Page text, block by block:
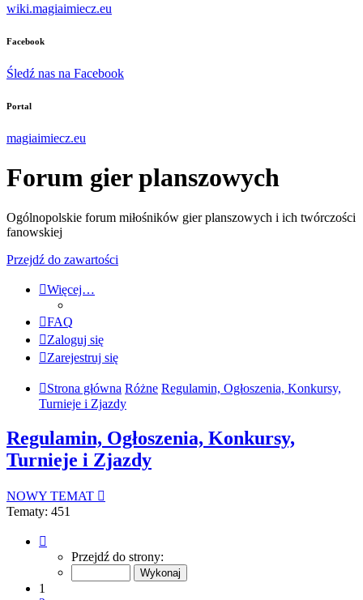
wiki.magiaimiecz.eu
Facebook
Śledź nas na Facebook
Portal
magiaimiecz.eu
Forum gier planszowych
Ogólnopolskie forum miłośników gier planszowych i ich twórczości
fanowskiej
Przejdź do zawartości
Więcej…
FAQ
Zaloguj się
Zarejestruj się
Strona główna Różne Regulamin, Ogłoszenia, Konkursy,
Turnieje i Zjazdy
Regulamin, Ogłoszenia, Konkursy,
Turnieje i Zjazdy
NOWY TEMAT
Tematy: 451
Przejdź do strony:
1